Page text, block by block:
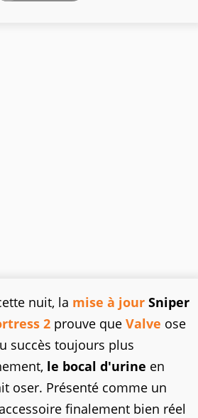
nuit, la mise à jour Sniper
2 prouve que Valve ose
succès toujours plus
le bocal d'urine en
oser. Présenté comme un
finalement bien réel